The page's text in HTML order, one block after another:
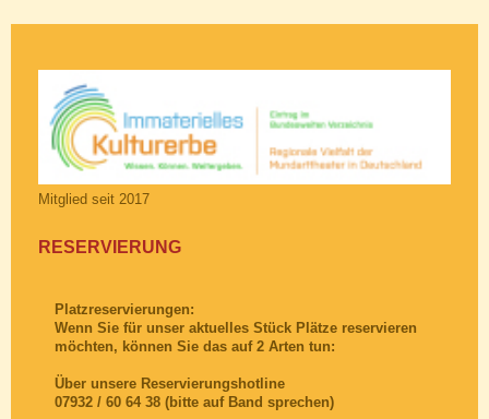
Mitglied seit 2017
RESERVIERUNG
Platzreservierungen:
Wenn Sie für unser aktuelles Stück Plätze reservieren
möchten, können Sie das auf 2 Arten tun:
Über unsere Reservierungshotline
07932 / 60 64 38 (bitte auf Band sprechen)